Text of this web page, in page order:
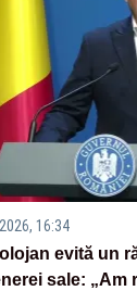
16:34
evită un
sale: „Am